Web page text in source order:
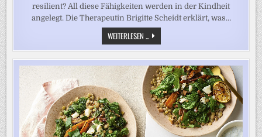
resilient? All diese Fähigkeiten werden in der Kindheit
angelegt. Die Therapeutin Brigitte Scheidt erklärt, was…
WEITERLESEN ... LEBENSWICHTIGE
FÄHIGKEITEN:
„ELTERN
SIND
ZENTRAL
FÜR
DEN
SELBSTWERT
DER
KINDER“